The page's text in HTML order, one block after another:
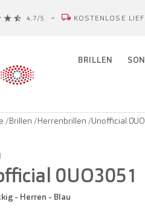
KOSTENLOSE
BRILLEN
/Brillen /Herrenbrillen /Unofficial
0UO3051
- Herren - Blau